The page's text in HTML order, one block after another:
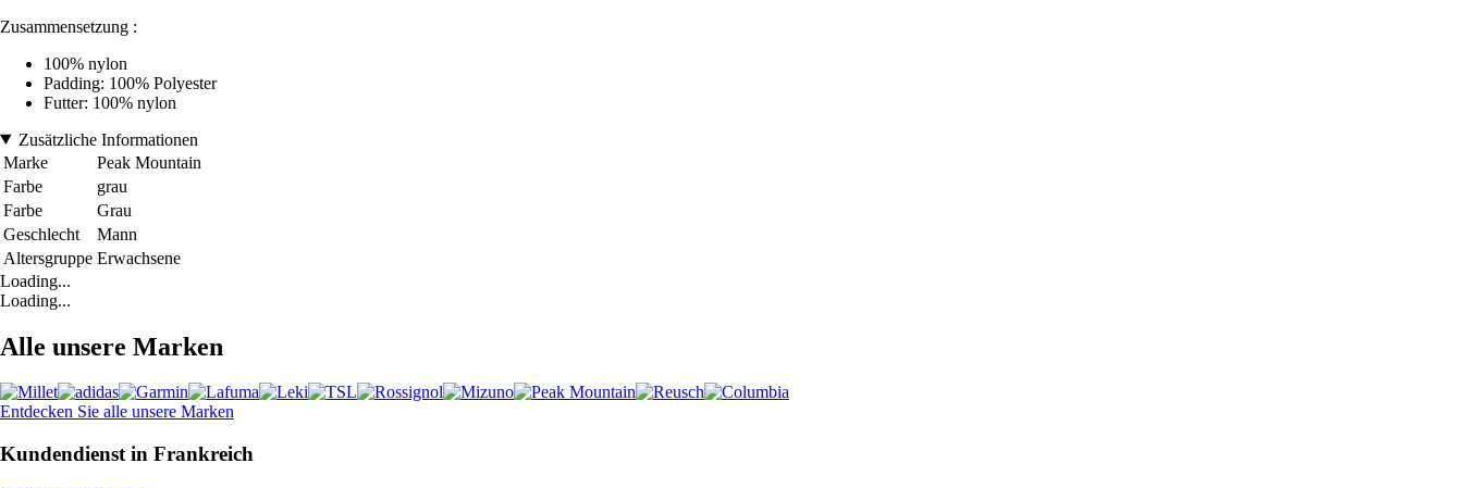
Zusammensetzung :
100% nylon
Padding: 100% Polyester
Futter: 100% nylon
Zusätzliche Informationen
Marke
Peak Mountain
Farbe
grau
Farbe
Grau
Geschlecht
Mann
Altersgruppe Erwachsene
Loading...
Loading...
Alle unsere Marken
Entdecken Sie alle unsere Marken
Kundendienst in Frankreich